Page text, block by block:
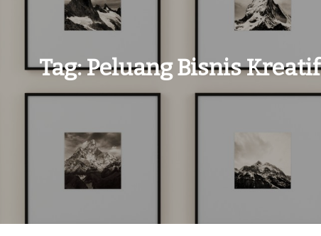
Tag:Peluang Bisnis Kreatif